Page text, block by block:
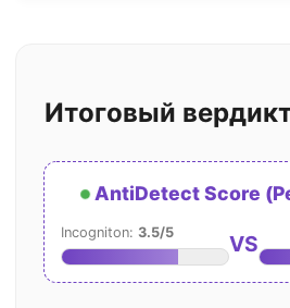
Итоговый
AntiDetect Score
Incogniton: 3.5/5 VS